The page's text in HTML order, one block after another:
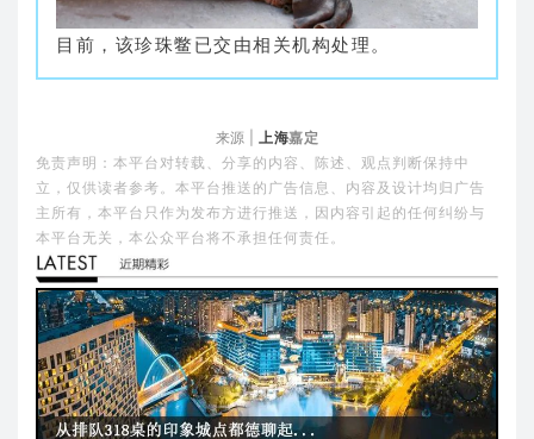
目前，该珍珠鳖已交由相关机构处理。
来源 |上海嘉定
免责声明：本平台对转载、分享的内容、陈述、观点判断保持中
立，仅供读者参考。本平台推送的广告信息、内容及设计均归广告
主所有，本平台只作为发布方进行推送，因内容引起的任何纠纷与
本平台无关，本公众平台将不承担任何责任。